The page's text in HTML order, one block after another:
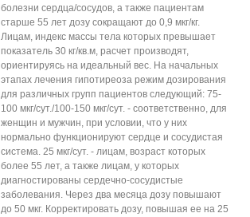
болезни сердца/сосудов, а также пациентам
старше 55 лет дозу сокращают до 0,9 мкг/кг.
Лицам, индекс массы тела которых превышает
показатель 30 кг/кв.м, расчет производят,
ориентируясь на идеальный вес. На начальных
этапах лечения гипотиреоза режим дозирования
для различных групп пациентов следующий: 75-
100 мкг/сут./100-150 мкг/сут. - соответственно, для
женщин и мужчин, при условии, что у них
нормально функционируют сердце и сосудистая
система. 25 мкг/сут. - лицам, возраст которых
более 55 лет, а также лицам, у которых
диагностированы сердечно-сосудистые
заболевания. Через два месяца дозу повышают
до 50 мкг. Корректировать дозу, повышая ее на 25